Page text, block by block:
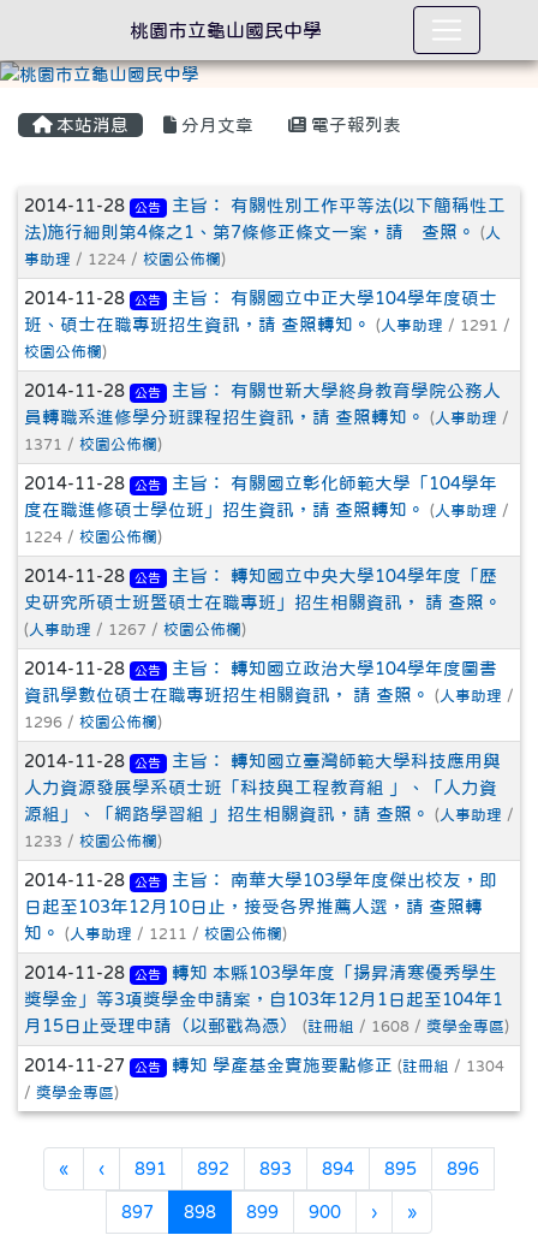
本站消息 分月文章 電子報列表
文章列表
2014-11-28 公告
主旨： 有關性別工作平等法(以下簡稱性工
法)施行細則第4條之1、第7條修正條文一案，請 查照。 ( 人
事助理 / 1224 / 校園公佈欄 )
2014-11-28 公告
主旨： 有關國立中正大學104學年度碩士
班、碩士在職專班招生資訊，請 查照轉知。 ( 人事助理 / 1291 /
校園公佈欄 )
2014-11-28 公告
主旨： 有關世新大學終身教育學院公務人
員轉職系進修學分班課程招生資訊，請 查照轉知。 ( 人事助理 /
1371 / 校園公佈欄 )
2014-11-28 公告
主旨： 有關國立彰化師範大學「104學年
度在職進修碩士學位班」招生資訊，請 查照轉知。 ( 人事助理 /
1224 / 校園公佈欄 )
2014-11-28 公告
主旨： 轉知國立中央大學104學年度「歷
史研究所碩士班暨碩士在職專班」招生相關資訊， 請 查照。
( 人事助理 / 1267 / 校園公佈欄 )
2014-11-28 公告
主旨： 轉知國立政治大學104學年度圖書
資訊學數位碩士在職專班招生相關資訊， 請 查照。 ( 人事助理 /
1296 / 校園公佈欄 )
2014-11-28 公告
主旨： 轉知國立臺灣師範大學科技應用與
人力資源發展學系碩士班「科技與工程教育組 」、「人力資
源組」、「網路學習組 」招生相關資訊，請 查照。 ( 人事助理 /
1233 / 校園公佈欄 )
2014-11-28 公告
主旨： 南華大學103學年度傑出校友，即
日起至103年12月10日止，接受各界推薦人選，請 查照轉
知。 ( 人事助理 / 1211 / 校園公佈欄 )
2014-11-28 公告
轉知 本縣103學年度「揚昇清寒優秀學生
獎學金」等3項獎學金申請案，自103年12月1日起至104年1
月15日止受理申請（以郵戳為憑）
(註冊組 / 1608 / 獎學金專區)
2014-11-27 公告 轉知 學產基金實施要點修正 (註冊組 / 1304
/ 獎學金專區)
«第一頁
‹上一頁
891 892 893 894 895 896
897 898(目前頁次)
899 900 ›下一頁
»最後頁
桃園市立龜山國民中學